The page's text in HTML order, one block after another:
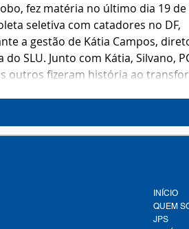
de maio
seletiva com catadores no DF,
a gestão de Kátia Campos,
do SLU. Junto com Kátia, Silvano,
outros fizeram história ao
de cata
INÍCIO
QUEM
JPS